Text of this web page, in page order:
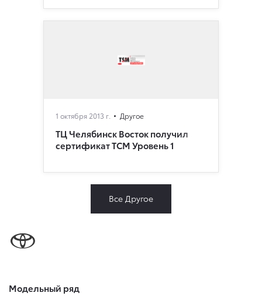
1 октября 2013 г. Другое
ТЦ Челябинск Восток получил
сертификат TCM Уровень 1
Все Другое
Модельный ряд